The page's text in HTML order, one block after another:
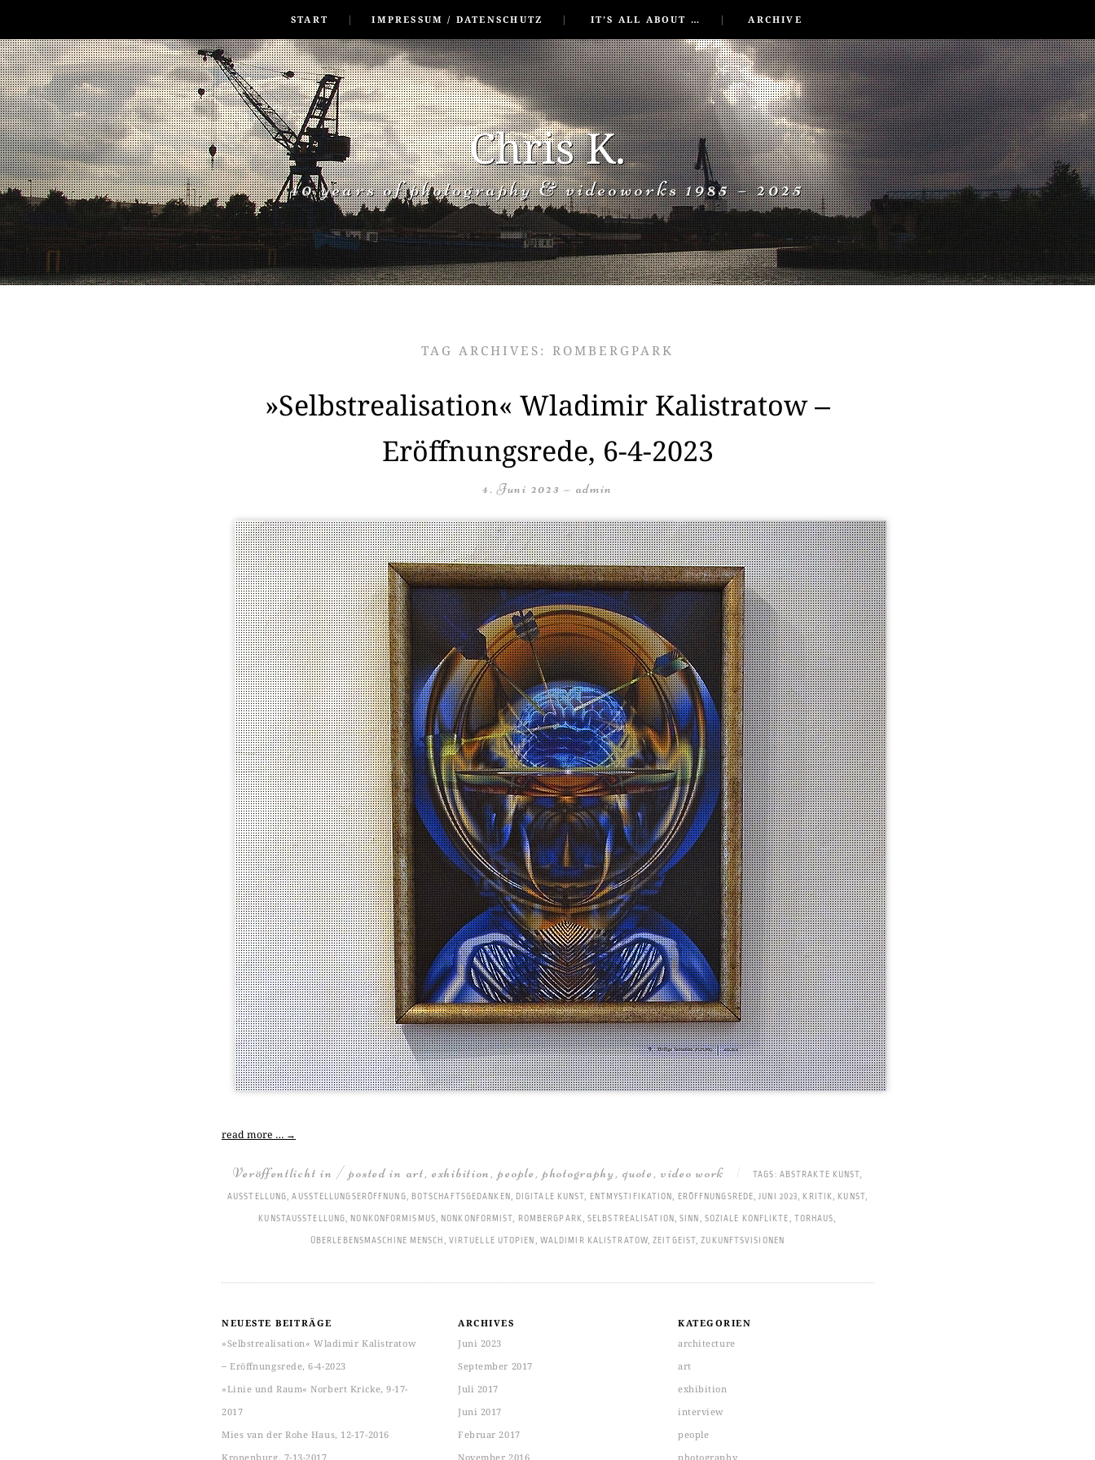
START
IMPRESSUM / DATENSCHUTZ IT’S ALL ABOUT … ARCHIVE
Chris K.
40 years of photography & videoworks 1985 – 2025
TAG ARCHIVES: ROMBERGPARK
»Selbstrealisation« Wladimir Kalistratow ‒
Eröffnungsrede, 6-4-2023
4. Juni 2023 — admin
read more … →
Veröffentlicht in / posted in art,exhibition,people,photography,quote,video work TAGS: ABSTRAKTE KUNST,
AUSSTELLUNG,AUSSTELLUNGSERÖFFNUNG, BOTSCHAFTSGEDANKEN, DIGITALE KUNST, ENTMYSTIFIKATION, ERÖFFNUNGSREDE,JUNI 2023, KRITIK, KUNST,
KUNSTAUSSTELLUNG, NONKONFORMISMUS, NONKONFORMIST, ROMBERGPARK,SELBSTREALISATION,SINN , SOZIALE KONFLIKTE, TORHAUS,
ÜBERLEBENSMASCHINE MENSCH , VIRTUELLE UTOPIEN , WALDIMIR KALISTRATOW,ZEITGEIST,ZUKUNFTSVISIONEN
NEUESTE BEITRÄGE
»Selbstrealisation« Wladimir Kalistratow
‒ Eröffnungsrede, 6-4-2023
»Linie und Raum« Norbert Kricke, 9-17-
2017
Mies van der Rohe Haus, 12-17-2016
Kronenburg, 7-13-2017
ARCHIVES
Juni 2023
September 2017
Juli 2017
Juni 2017
Februar 2017
November 2016
KATEGORIEN
architecture
art
exhibition
interview
people
photography